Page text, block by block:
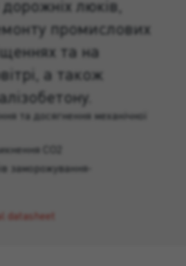
люків,
промислових
та на
а також
та досягнення механічної
CO2
заморожування-
datasheet